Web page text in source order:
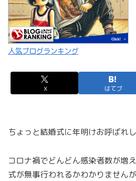
人気ブログランキング
X はてブ
ちょっと結婚式に年明けお呼ばれ
コロナ禍でどんどん感染者数が増
式が無事行われるかわかりません